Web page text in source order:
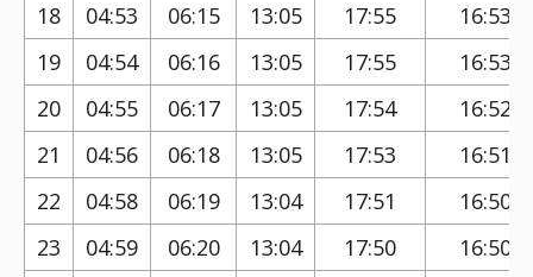
18
04:53 06:15 13:05 17:55
16:53
19
04:54 06:16 13:05 17:55
16:53
20
04:55 06:17 13:05 17:54
16:52
21
04:56 06:18 13:05 17:53
16:51
22
04:58 06:19 13:04 17:51
16:50
23
04:59 06:20 13:04 17:50
16:50